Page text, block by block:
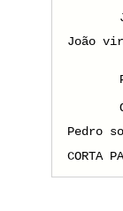
João
Pedro
CORTA